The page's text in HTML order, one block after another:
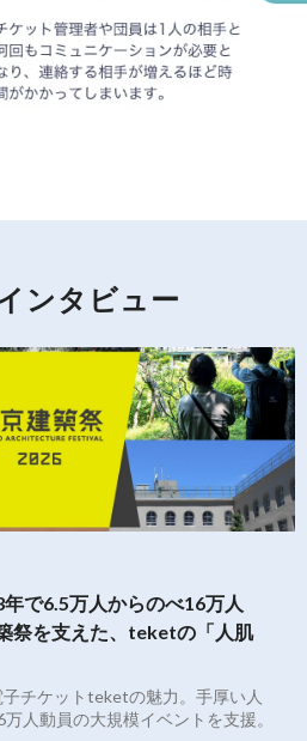
ンタビュー
で6.5万人からのべ16万人
祭を支えた、teketの「人肌
チケットteketの魅力。手厚い人
人動員の大規模イベントを支援。